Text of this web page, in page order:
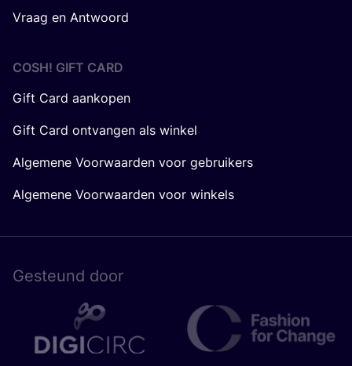
Vraag en Antwoord
COSH! GIFT CARD
Gift Card aankopen
Gift Card ontvangen als winkel
Algemene Voorwaarden voor gebruikers
Algemene Voorwaarden voor winkels
Gesteund door